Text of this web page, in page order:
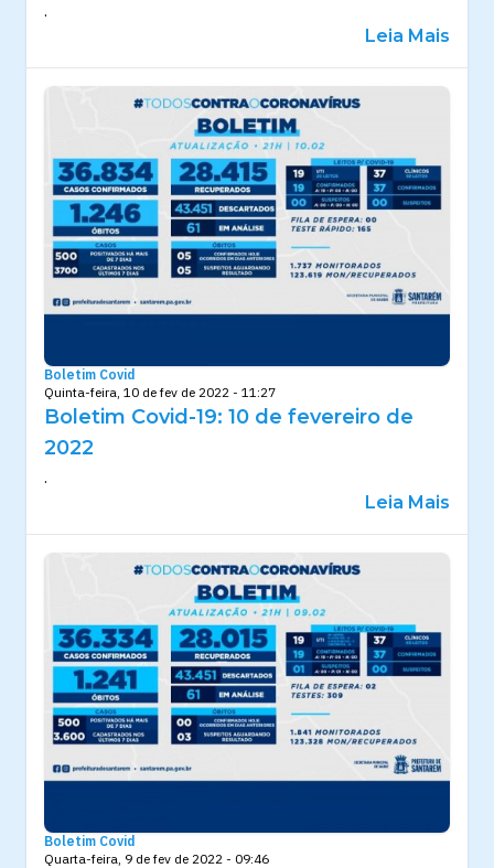
.
Leia Mais
Boletim Covid
Quinta-feira, 10 de fev de 2022 - 11:27
Boletim Covid-19: 10 de fevereiro de
2022
.
Leia Mais
Boletim Covid
Quarta-feira, 9 de fev de 2022 - 09:46